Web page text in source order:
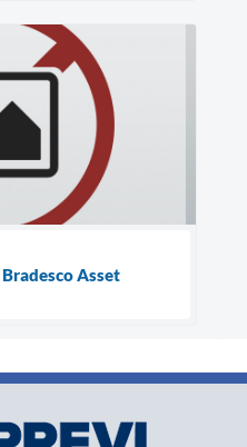
Asset